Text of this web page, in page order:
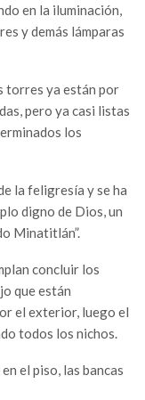
en la iluminación,
y demás lámparas
torres ya están por
pero ya casi listas
los
la feligresía y se ha
digno de Dios, un
Minatitlán”.
concluir los
que están
el exterior, luego el
todos los nichos.
el piso, las bancas